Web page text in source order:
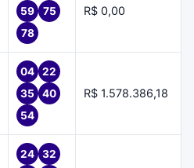
59
75
78
R$ 0,00
04
22
35
40
54
R$ 1.578.386,18
24
32